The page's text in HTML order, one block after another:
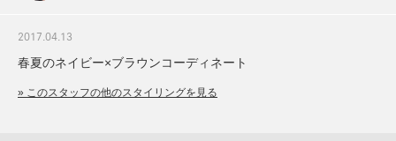
2017.04.13
春夏のネイビー×ブラウンコーディネート
» このスタッフの他のスタイリングを見る